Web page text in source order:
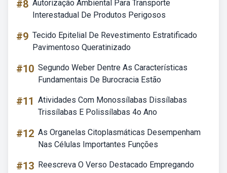
#8 Autorização Ambiental Para Transporte
Interestadual De Produtos Perigosos
#9 Tecido Epitelial De Revestimento Estratificado
Pavimentoso Queratinizado
#10 Segundo Weber Dentre As Características
Fundamentais De Burocracia Estão
#11 Atividades Com Monossílabas Dissílabas
Trissílabas E Polissílabas 4o Ano
#12 As Organelas Citoplasmáticas Desempenham
Nas Células Importantes Funções
#13 Reescreva O Verso Destacado Empregando